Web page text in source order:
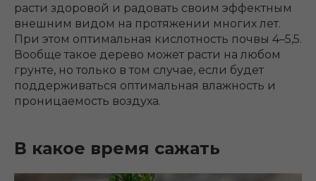
расти здоровой и радовать своим эффектным
внешним видом на протяжении многих лет.
При этом оптимальная кислотность почвы 4–5,5.
Вообще такое дерево может расти на любом
грунте, но только в том случае, если будет
поддерживаться оптимальная влажность и
проницаемость воздуха.
В какое время сажать